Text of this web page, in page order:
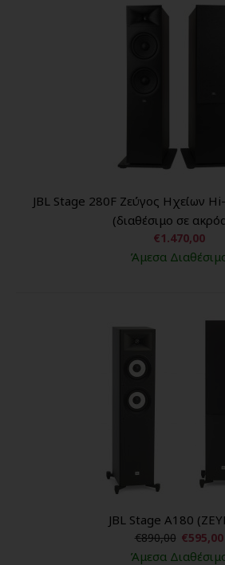
JBL Stage 280F Ζεύγος Ηχείων
(διαθέσιμο σε
€1.470,00
Άμεσα
JBL Stage A180
€890,00 €595,00
Άμεσα